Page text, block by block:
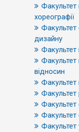
Факультет
хореографії
Факультет
дизайну
Факультет
Факультет
відносин
Факультет
Факультет
Факультет
Факультет
Факультет